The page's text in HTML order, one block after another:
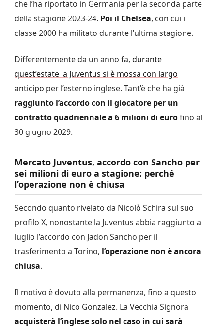
che l’ha riportato in Germania per la seconda parte
della stagione 2023-24. Poi il Chelsea, con cui il
classe 2000 ha militato durante l’ultima stagione.
Differentemente da un anno fa, durante
quest’estate la Juventus si è mossa con largo
anticipo per l’esterno inglese. Tant’è che ha già
raggiunto l’accordo con il giocatore per un
contratto quadriennale a 6 milioni di eurofino al
30 giugno 2029.
Mercato Juventus, accordo con Sancho per
sei milioni di euro a stagione: perché
l’operazione non è chiusa
Secondo quanto rivelato da Nicolò Schira sul suo
profilo X, nonostante la Juventus abbia raggiunto a
luglio l’accordo con Jadon Sancho per il
trasferimento a Torino, l’operazione non è ancora
chiusa.
Il motivo è dovuto alla permanenza, fino a questo
momento, di Nico Gonzalez. La Vecchia Signora
acquisterà l’inglese solo nel caso in cui sarà